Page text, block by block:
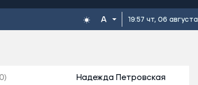
19:57 чт, 06 августа
Надежда Петровская